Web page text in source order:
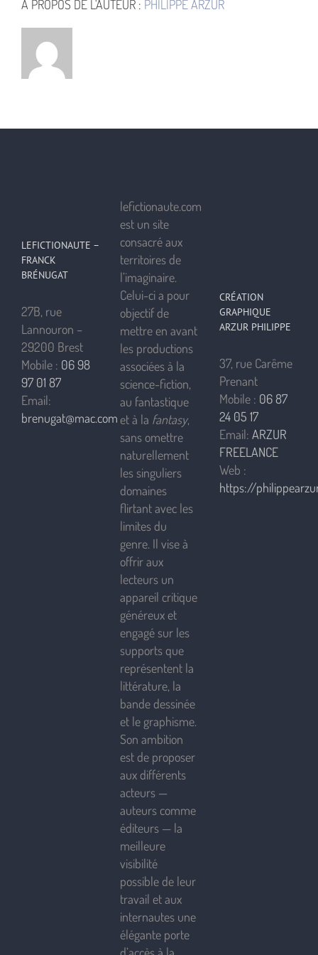
À PROPOS DE L'AUTEUR : PHILIPPE ARZUR
LEFICTIONAUTE –
FRANCK
BRÉNUGAT
27B, rue
Lannouron –
29200 Brest
Mobile : 06 98
97 01 87
Email:
brenugat@mac.com
lefictionaute.com
est un site
consacré aux
territoires de
l’imaginaire.
Celui-ci a pour
objectif de
mettre en avant
les productions
associées à la
science-fiction,
au fantastique
et à la fantasy,
sans omettre
naturellement
les singuliers
domaines
flirtant avec les
limites du
genre. Il vise à
offrir aux
lecteurs un
appareil critique
généreux et
engagé sur les
supports que
représentent la
littérature, la
bande dessinée
et le graphisme.
Son ambition
est de proposer
aux différents
acteurs —
auteurs comme
éditeurs — la
meilleure
visibilité
possible de leur
travail et aux
internautes une
élégante porte
CRÉATION
GRAPHIQUE
ARZUR PHILIPPE
37, rue Carême
Prenant
Mobile : 06 87
24 05 17
Email: ARZUR
FREELANCE
Web :
https://